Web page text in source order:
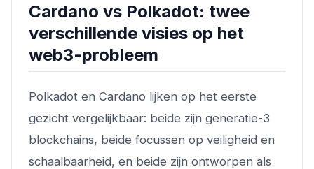
Cardano vs Polkadot: twee
verschillende visies op het
web3-probleem
Polkadot en Cardano lijken op het eerste
gezicht vergelijkbaar: beide zijn generatie-3
blockchains, beide focussen op veiligheid en
schaalbaarheid, en beide zijn ontworpen als